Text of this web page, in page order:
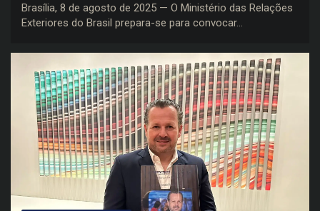
Brasília, 8 de agosto de 2025 — O Ministério das Relações
Exteriores do Brasil prepara-se para convocar…